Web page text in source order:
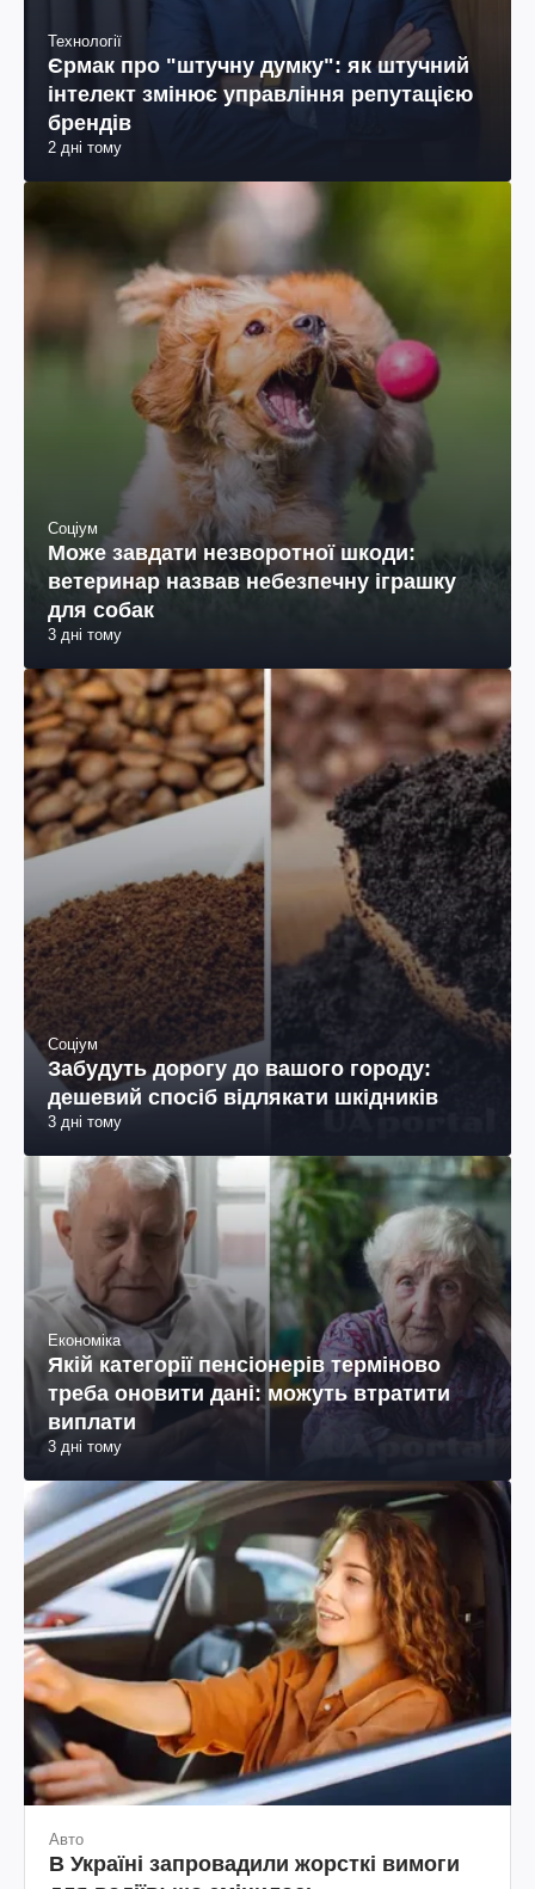
Технології
Єрмак про "штучну думку": як штучний
інтелект змінює управління репутацією
брендів
2 дні тому
Соціум
Може завдати незворотної шкоди:
ветеринар назвав небезпечну іграшку
для собак
3 дні тому
Соціум
Забудуть дорогу до вашого городу:
дешевий спосіб відлякати шкідників
3 дні тому
Економіка
Якій категорії пенсіонерів терміново
треба оновити дані: можуть втратити
виплати
3 дні тому
Авто
В Україні запровадили жорсткі вимоги